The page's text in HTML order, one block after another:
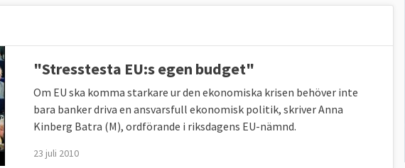
"Stresstesta EU:s egen budget"
Om EU ska komma starkare ur den ekonomiska krisen behöver inte
bara banker driva en ansvarsfull ekonomisk politik, skriver Anna
Kinberg Batra (M), ordförande i riksdagens EU-nämnd.
23 juli 2010